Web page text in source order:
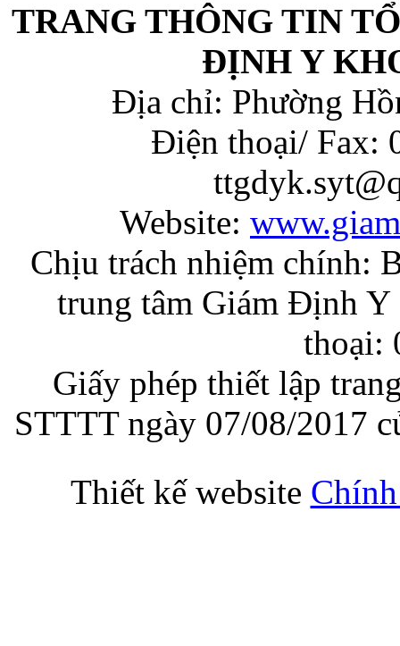
TRANG THÔNG TIN
ĐỊNH Y
Địa chỉ: Phường
Điện thoại/ Fax:
Website:
Chịu trách nhiệm chính:
trung tâm Giám Định
thoại:
Giấy phép thiết lập
STTTT ngày 07/08/2017
Thiết kế website